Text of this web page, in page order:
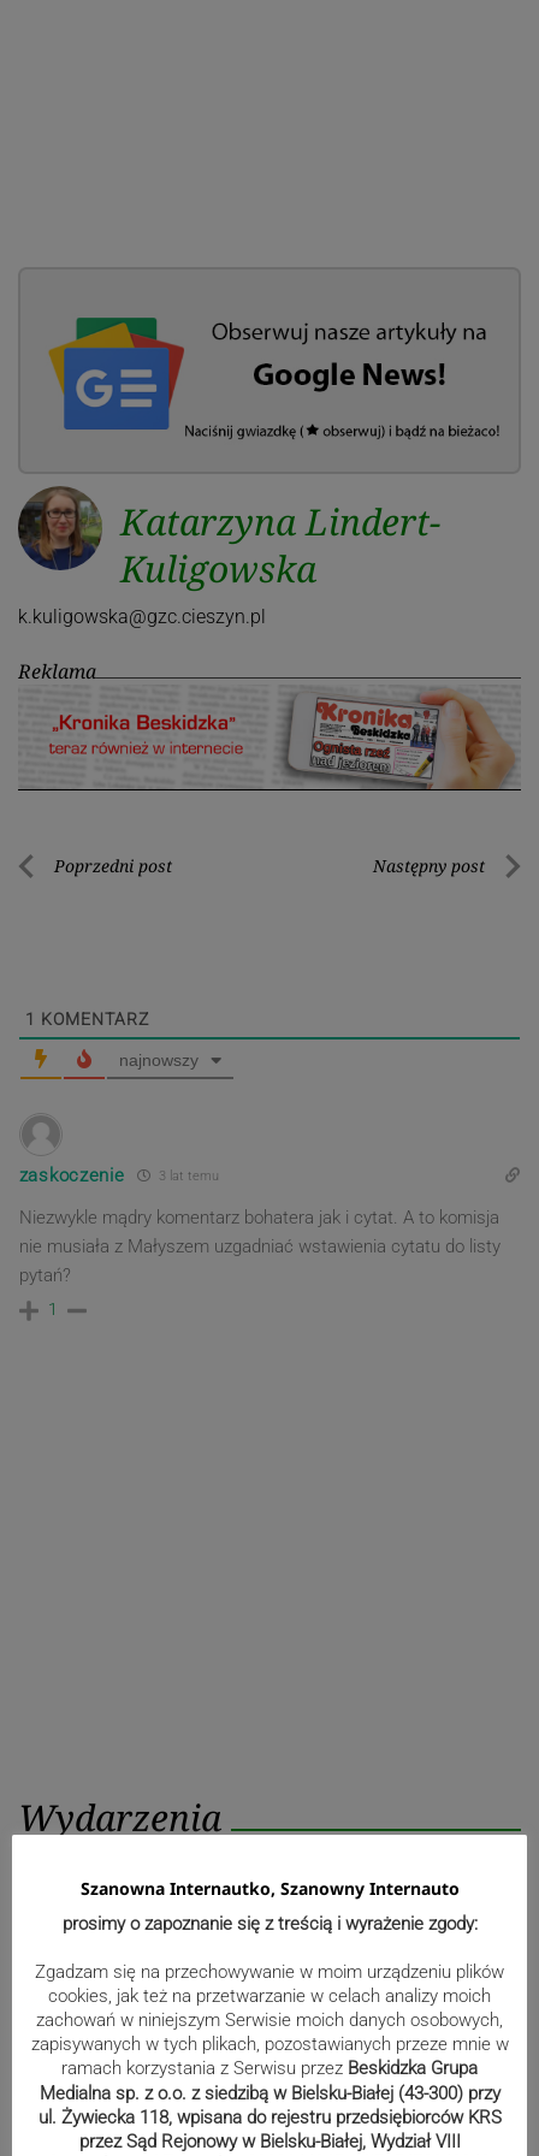
Katarzyna Lindert-
Kuligowska
k.kuligowska@gzc.cieszyn.pl
Reklama
Nawigacja
Poprzedni post Następny post
1 KOMENTARZ
najnowszy
zaskoczenie 3 lat temu
Niezwykle mądry komentarz bohatera jak i cytat. A to komisja
nie musiała z Małyszem uzgadniać wstawienia cytatu do listy
pytań?
1
Wydarzenia
Zbliża się otwarcie rozbudowanej
szkoły i oddziału przedszkolnego w
Kolarskie utrudnienia na
Żywiecczyźnie
Szanowna Internautko, Szanowny Internauto
prosimy o zapoznanie się z treścią i wyrażenie zgody:
Zgadzam się na przechowywanie w moim urządzeniu plików
cookies, jak też na przetwarzanie w celach analizy moich
zachowań w niniejszym Serwisie moich danych osobowych,
zapisywanych w tych plikach, pozostawianych przeze mnie w
ramach korzystania z Serwisu przez Beskidzka Grupa
Medialna sp. z o.o. z siedzibą w Bielsku-Białej (43-300) przy
ul. Żywiecka 118, wpisana do rejestru przedsiębiorców KRS
przez Sąd Rejonowy w Bielsku-Białej, Wydział VIII